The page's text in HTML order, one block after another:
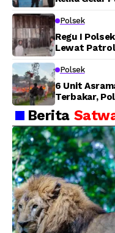
Polsek
Regu I
Lewat
Polsek
6 Unit
Terbakar,
Berita